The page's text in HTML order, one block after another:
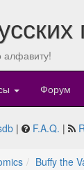
алфавиту!
Форум
| F.A.Q. |
Buffy the